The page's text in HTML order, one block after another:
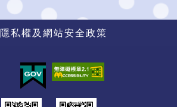
隱私權及網站安全政策